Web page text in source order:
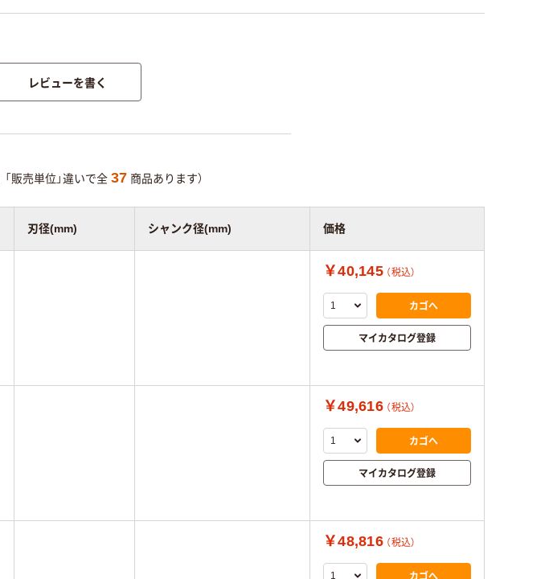
レビューを書く
「販売単位」違いで全 37 商品あります）
刃径(mm) シャンク径(mm) 価格
￥40,145 （税込）
カゴへ
マイカタログ登録
￥49,616 （税込）
カゴへ
マイカタログ登録
￥48,816 （税込）
カゴへ